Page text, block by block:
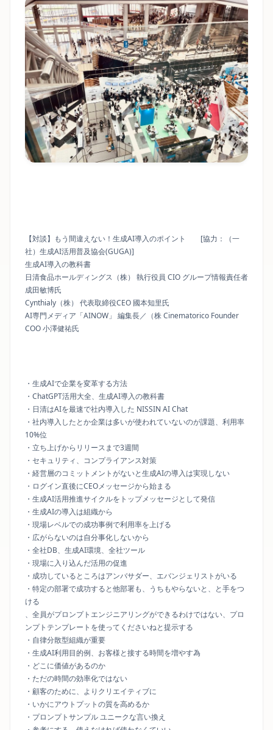
【対談】もう間違えない！生成AI導入のポイント [協力：（一
社）生成AI活用普及協会(GUGA)]
生成AI導入の教科書
日清食品ホールディングス（株） 執行役員 CIO グループ情報責任者
成田敏博氏
Cynthialy（株） 代表取締役CEO 國本知里氏
AI専門メディア「AINOW」 編集長／（株 Cinematorico Founder
COO 小澤健祐氏
・生成AIで企業を変革する方法
・ChatGPT活用大全、生成AI導入の教科書
・日清はAIを最速で社内導入した NISSIN AI Chat
・社内導入したとか企業は多いが使われていないのが課題、利用率
10%位
・立ち上げからリリースまで3週間
・セキュリティ、コンプライアンス対策
・経営層のコミットメントがないと生成AIの導入は実現しない
・ログイン直後にCEOメッセージから始まる
・生成AI活用推進サイクルをトップメッセージとして発信
・生成AIの導入は組織から
・現場レベルでの成功事例で利用率を上げる
・広がらないのは自分事化しないから
・全社DB、生成AI環境、全社ツール
・現場に入り込んだ活用の促進
・成功しているところはアンバサダー、エバンジェリストがいる
・特定の部署で成功すると他部署も、うちもやらないと、と手をつ
ける
、全員がプロンプトエンジニアリングができるわけではない、プロ
ンプトテンプレートを使ってくださいねと提示する
・自律分散型組織が重要
・生成AI利用目的例、お客様と接する時間を増やす為
・どこに価値があるのか
・ただの時間の効率化ではない
・顧客のために、よりクリエイティブに
・いかにアウトプットの質を高めるか
・プロンプトサンプル ユニークな言い換え